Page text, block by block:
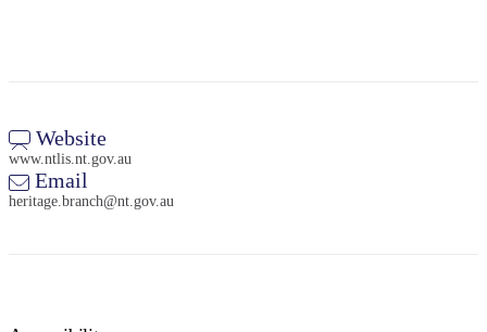
Website
www.ntlis.nt.gov.au
Email
heritage.branch@nt.gov.au